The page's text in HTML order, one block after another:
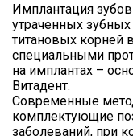
Имплантация
утраченных
титановых корней
специальными
на имплантах –
Витадент.
Современные
комплектующие
заболеваний, при